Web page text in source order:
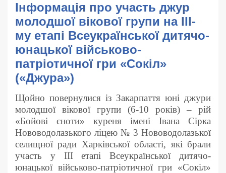
Інформація про участь джур
молодшої вікової групи на ІІІ-
му етапі Всеукраїнської дитячо-
юнацької військово-
патріотичної гри «Сокіл»
(«Джура»)
Щойно повернулися із Закарпаття юні джури
молодшої вікової групи (6-10 років) – рій
«Бойові єноти» куреня імені Івана Сірка
Нововодолазького ліцею № 3 Нововодолазької
селищної ради Харківської області, які брали
участь у ІІІ етапі Всеукраїнської дитячо-
юнацької військово-патріотичної гри «Сокіл»